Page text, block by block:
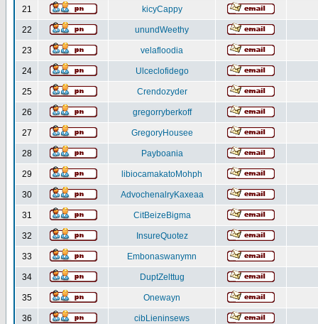
21 kicyCappy
22 unundWeethy
23 velafloodia
24 Ulceclofidego
25 Crendozyder
26 gregorryberkoff
27 GregoryHousee
28 Payboania
29 libiocamakatoMohph
30 AdvochenalryKaxeaa
31 CitBeizeBigma
32 InsureQuotez
33 Embonaswanymn
34 DuptZelttug
35 Onewayn
36 cibLieninsews